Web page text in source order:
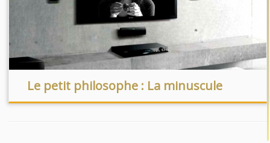
Le petit philosophe : La minuscule